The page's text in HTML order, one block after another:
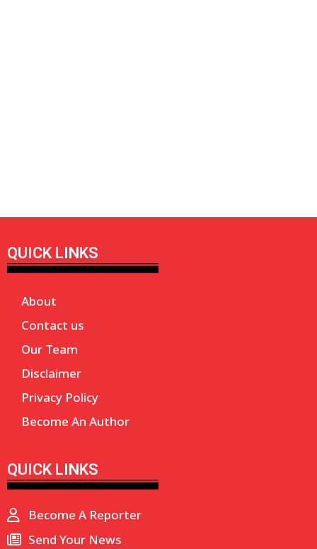
QUICK LINKS
About
Contact us
Our Team
Disclaimer
Privacy Policy
Become An Author
QUICK LINKS
Become A Reporter
Send Your News